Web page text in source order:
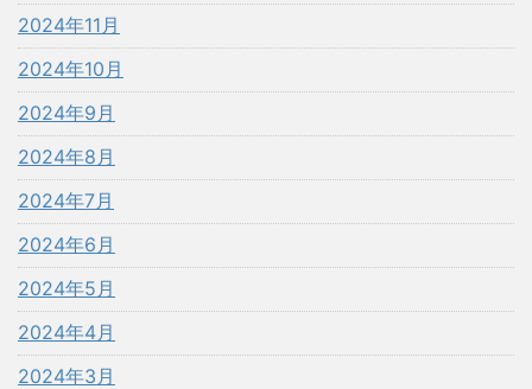
2024年11月
2024年10月
2024年9月
2024年8月
2024年7月
2024年6月
2024年5月
2024年4月
2024年3月